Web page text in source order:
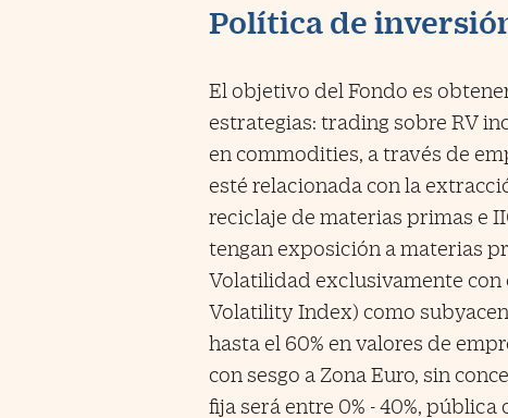
Política de
El objetivo del Fondo es
estrategias: trading sobre RV
en commodities, a través de
esté relacionada con la
reciclaje de materias primas e
tengan exposición a materias
Volatilidad exclusivamente con
Volatility Index) como
hasta el 60% en valores de
con sesgo a Zona Euro, sin
fija será entre 0% - 40%,